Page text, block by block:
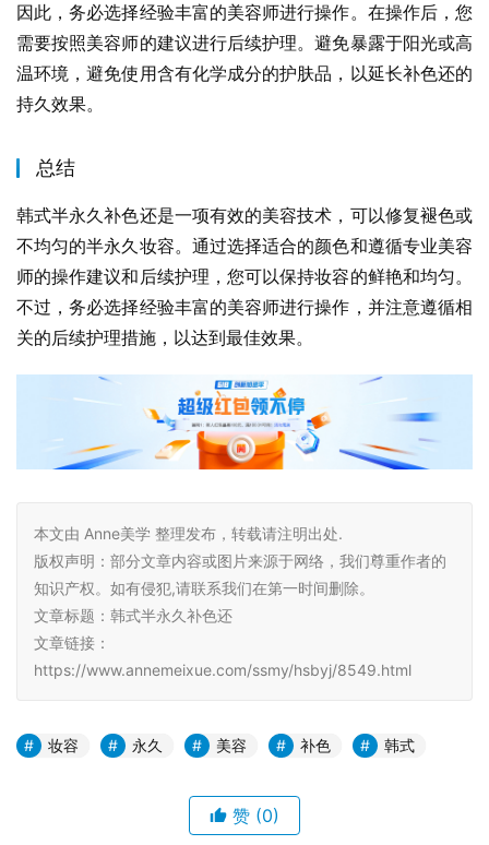
因此，务必选择经验丰富的美容师进行操作。在操作后，您
需要按照美容师的建议进行后续护理。避免暴露于阳光或高
温环境，避免使用含有化学成分的护肤品，以延长补色还的
持久效果。
总结
韩式半永久补色还是一项有效的美容技术，可以修复褪色或
不均匀的半永久妆容。通过选择适合的颜色和遵循专业美容
师的操作建议和后续护理，您可以保持妆容的鲜艳和均匀。
不过，务必选择经验丰富的美容师进行操作，并注意遵循相
关的后续护理措施，以达到最佳效果。
本文由 Anne美学 整理发布，转载请注明出处.
版权声明：部分文章内容或图片来源于网络，我们尊重作者的
知识产权。如有侵犯,请联系我们在第一时间删除。
文章标题：韩式半永久补色还
文章链接：
https://www.annemeixue.com/ssmy/hsbyj/8549.html
妆容 永久 美容 补色 韩式
赞 (0)